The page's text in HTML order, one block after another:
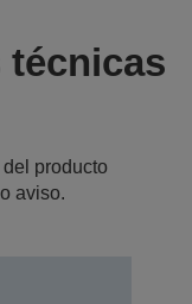
técnicas
producto
aviso.